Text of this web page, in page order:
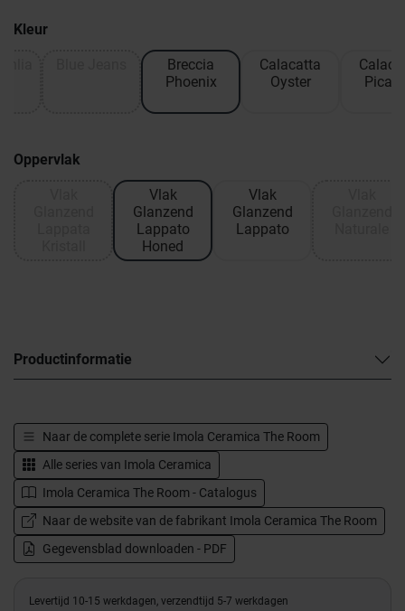
Kleur
Breccia
Phoenix
Calacatta
Oyster
Oppervlak
Vlak
Glanzend
Lappato
Honed
Vlak
Glanzend
Lappato
Productinformatie
Naar de complete serie Imola Ceramica The Room
Alle series van Imola Ceramica
Imola Ceramica The Room - Catalogus
Naar de website van de fabrikant Imola Ceramica The Room
Gegevensblad downloaden - PDF
Levertijd 10-15 werkdagen, verzendtijd 5-7 werkdagen